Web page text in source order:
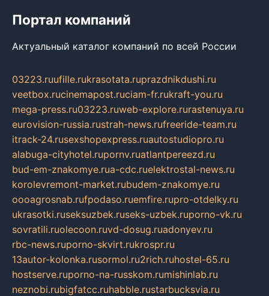
Портал компаний
Актуальный каталог компаний по всей России
03223.ruufille.rukrasotata.ruprazdnikdushi.ru
veetbox.rucinemapost.ruciam-fr.rukraft-you.ru
mega-press.ru03223.ruweb-explore.rurastenuya.ru
eurovision-russia.rustrah-news.rufreeride-team.ru
itrack-24.rusexshopexpress.ruautostudiopro.ru
alabuga-cityhotel.rupornv.ruatlantpereezd.ru
bud-em-znakomye.rua-cdc.ruelektrostal-news.ru
korolevremont-market.rubudem-znakomye.ru
oooagrosnab.rufpodaso.ruemfire.rupro-otdelky.ru
ukrasotki.ruseksuzbek.ruseks-uzbek.ruporno-vk.ru
sovratili.ruolecoon.ruvd-dosug.ruadonyev.ru
rbc-news.ruporno-skvirt.rukrospr.ru
13autor-kolonka.rusormol.ru2rich.ruhostel-65.ru
hostserve.ruporno-na-russkom.rumishinlab.ru
neznobi.rubigfatcc.ruhabble.rustarbucksvia.ru